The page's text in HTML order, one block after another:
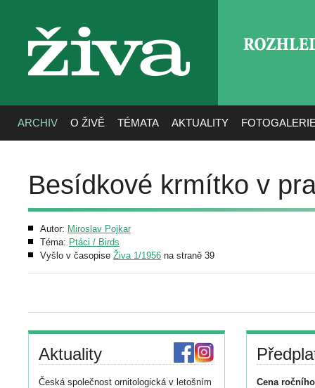
živa
ARCHIV O ŽIVĚ TÉMATA AKTUALITY
Besídkové krmítko v
Autor: Miroslav Pojkar
Téma: Ptáci / Birds
Vyšlo v časopise Živa 1/1956 na straně 39
Aktuality
Česká společnost ornitologická v letošním
Cena